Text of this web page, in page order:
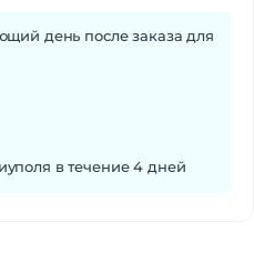
день после заказа для
в течение 4 дней